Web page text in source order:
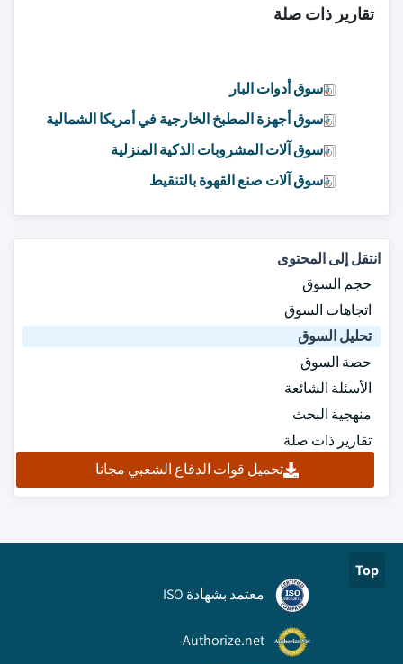
تقارير ذات صلة
سوق أدوات البار
سوق أجهزة المطبخ الخارجية في أمريكا الشمالية
سوق آلات المشروبات الذكية المنزلية
سوق آلات صنع القهوة بالتنقيط
انتقل إلى المحتوى
حجم السوق
اتجاهات السوق
تحليل السوق
حصة السوق
الأسئلة الشائعة
منهجية البحث
تقارير ذات صلة
تحميل قوات الدفاع الشعبي مجانا
Top
معتمد بشهادة ISO
Authorize.net